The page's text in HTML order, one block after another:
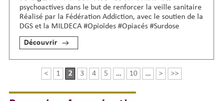
psychoactives dans le but de renforcer la veille sanitaire
Réalisé par la Fédération Addiction, avec le soutien de la
DGS et la MILDECA #Opioïdes #Opiacés #Surdose
Découvrir
< 1 2 3 4 5 … 10 … > >>